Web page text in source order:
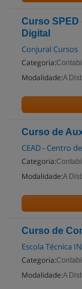
Curso SPED
Digital
Conjural Cursos
Categoria:
Modalidade:A
Curso de
CEAD - Centro
Categoria:
Modalidade:A
Curso de
Escola Técnica
Categoria:
Modalidade:A